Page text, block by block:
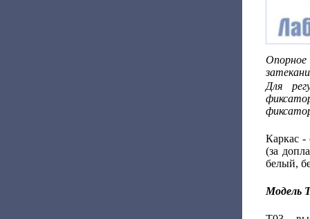
Опорное
Для
Каркас -
(за
белый,
Модель